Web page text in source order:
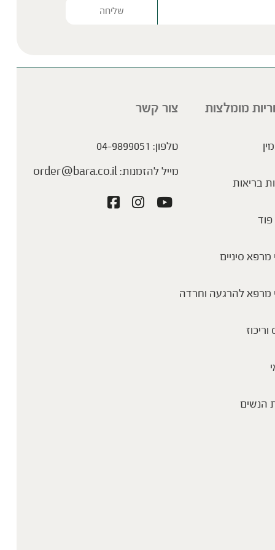
מומלצות
בריאות
סיניים
מרפא להרגעה וחרדה
וריכוז
הנשים
צור קשר
טלפון: 04-9899051
מייל להזמנות:order@bara.co.il